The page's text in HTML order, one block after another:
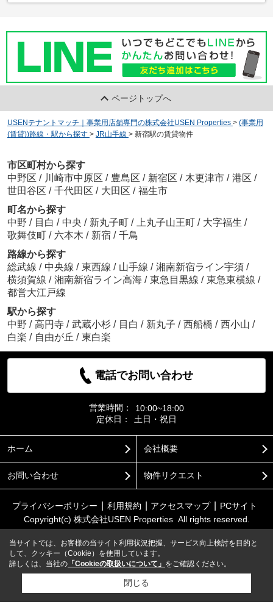
ページトップへ
USENテナントマッチ｜事業用店舗専門の株式会社USEN Properties > (事業用
(賃貸))路線・駅から探す > JR山手線 > 新宿駅の賃貸物件
市区町村から探す
中野区 / 川崎市中原区 / 豊島区 / 新宿区 / 木更津市 / 港区 /
世田谷区 / 千代田区 / 大田区 / 福生市
町名から探す
中野 / 目白 / 中央 / 新丸子町 / 上丸子山王町 / 大字福生 /
歌舞伎町 / 六本木 / 新宿 / 千鳥
路線から探す
総武線 / 中央線 / 東西線 / 山手線 / 湘南新宿ライン宇須 /
横須賀線 / 湘南新宿ライン高海 / 東急目黒線 / 東急東横線 /
都営大江戸線
駅から探す
中野 / 高円寺 / 武蔵小杉 / 目白 / 新丸子 / 西船橋 / 西小山 /
白楽 / 自由が丘 / 東白楽
電話でお問い合わせ
営業時間：
10:00~18:00
定休日：
土日・祝日
ホーム 会社概要
お問い合わせ 物件リクエスト
プライバシーポリシー 利用規約 アクセスマップ
PCサイト
Copyright(c) 株式会社USEN Properties All rights reserved.
当サイトでは、お客様の当サイト利用状況把握、サービス向上検討を目的と
して、クッキー（Cookie）を使用しています。
詳しくは、当社の 「Cookieの取扱いについて」 をご確認ください。
閉じる